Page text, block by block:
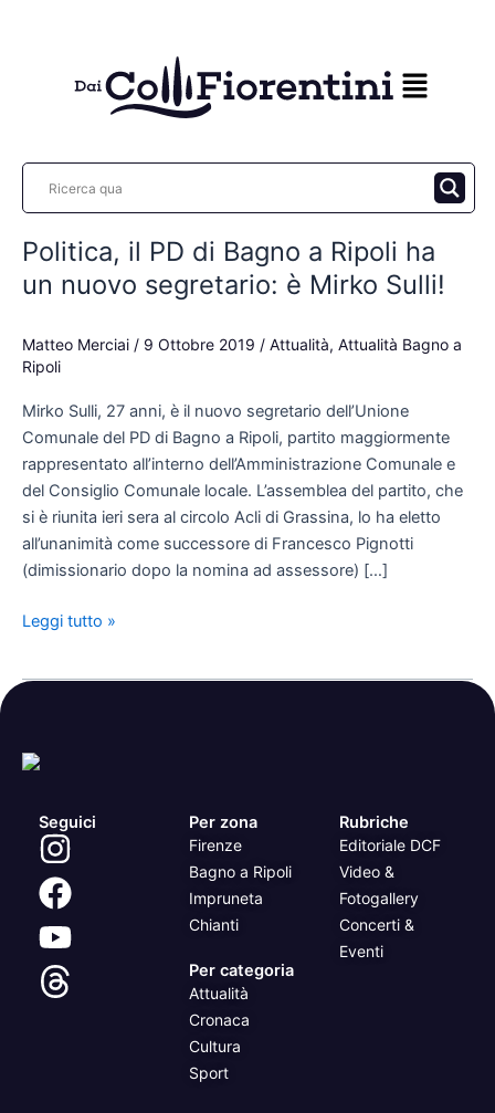
Politica, il PD di Bagno a Ripoli ha
un nuovo segretario: è Mirko Sulli!
Matteo Merciai / 9 Ottobre 2019 / Attualità, Attualità Bagno a
Ripoli
Mirko Sulli, 27 anni, è il nuovo segretario dell’Unione
Comunale del PD di Bagno a Ripoli, partito maggiormente
rappresentato all’interno dell’Amministrazione Comunale e
del Consiglio Comunale locale. L’assemblea del partito, che
si è riunita ieri sera al circolo Acli di Grassina, lo ha eletto
all’unanimità come successore di Francesco Pignotti
(dimissionario dopo la nomina ad assessore) […]
Politica,
PD
Bagno
Ripoli
ha
un
nuovo
segretario:
è
Mirko
Leggi tutto »
Seguici Per zona
Firenze
Bagno a Ripoli
Impruneta
Chianti
Per categoria
Attualità
Cronaca
Cultura
Sport
Rubriche
Editoriale DCF
Video &
Fotogallery
Concerti &
Eventi